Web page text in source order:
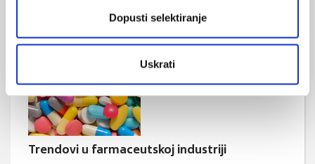
Dopusti selektiranje
Uskrati
nudi mogućnost čuti ...
Trendovi u farmaceutskoj industriji